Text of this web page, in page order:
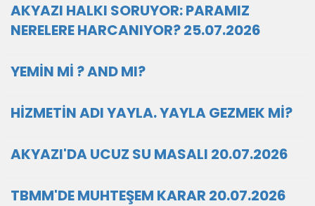
AKYAZI HALKI SORUYOR: PARAMIZ
NERELERE HARCANIYOR? 25.07.2026
YEMİN Mİ ? AND MI?
HİZMETİN ADI YAYLA. YAYLA GEZMEK Mİ?
AKYAZI'DA UCUZ SU MASALI 20.07.2026
TBMM'DE MUHTEŞEM KARAR 20.07.2026